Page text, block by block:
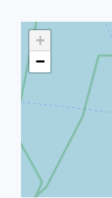
+
−